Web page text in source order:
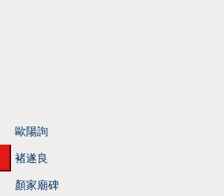
歐陽詢
褚遂良
顏家廟碑